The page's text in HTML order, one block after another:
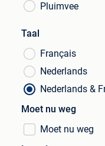
Pluimvee
Taal
Français
Nederlands
Nederlands &
Moet nu weg
Moet nu weg